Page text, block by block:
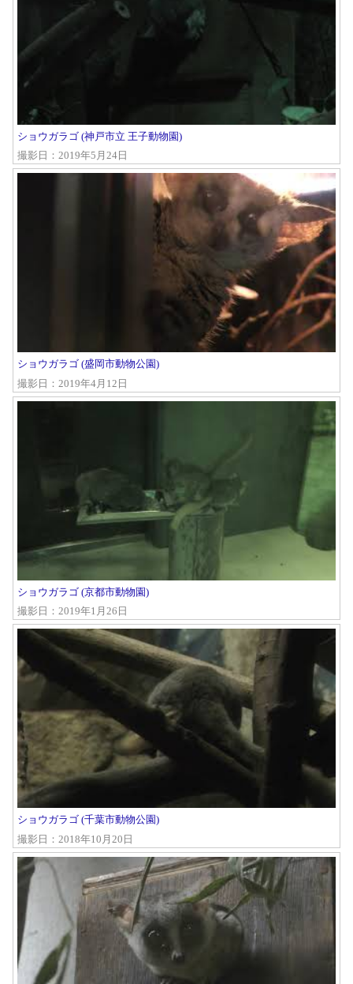
ショウガラゴ (神戸市立 王子動物園)
撮影日：2019年5月24日
ショウガラゴ (盛岡市動物公園)
撮影日：2019年4月12日
ショウガラゴ (京都市動物園)
撮影日：2019年1月26日
ショウガラゴ (千葉市動物公園)
撮影日：2018年10月20日